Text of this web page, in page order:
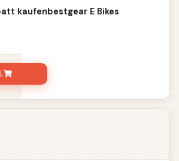
kaufenbestgear E Bikes